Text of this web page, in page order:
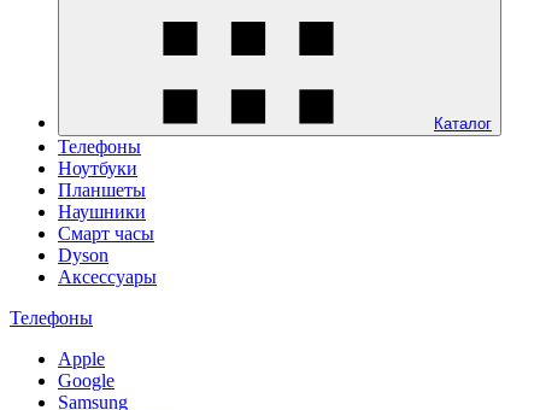
Каталог
Телефоны
Ноутбуки
Планшеты
Наушники
Смарт часы
Dyson
Аксессуары
Телефоны
Apple
Google
Samsung